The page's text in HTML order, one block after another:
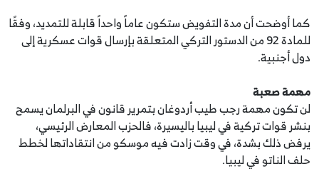
كما أوضحت أن مدة التفويض ستكون عاماً واحداً قابلة للتمديد، وفقًا
للمادة 92 من الدستور التركي المتعلقة بإرسال قوات عسكرية إلى
دول أجنبية.
مهمة صعبة
لن تكون مهمة رجب طيب أردوغان بتمرير قانون في البرلمان يسمح
بنشر قوات تركية في ليبيا باليسيرة، فالحزب المعارض الرئيسي،
يرفض ذلك بشدة، في وقت زادت فيه موسكو من انتقاداتها لخطط
حلف الناتو في ليبيا.